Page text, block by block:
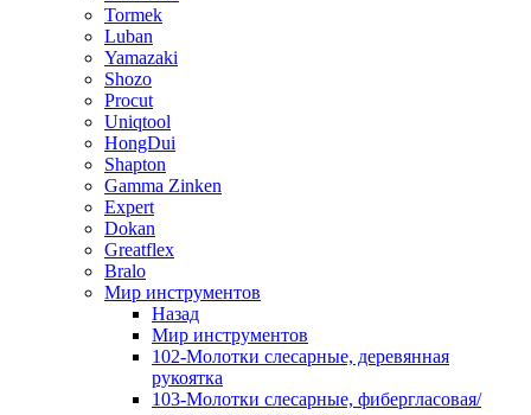
Tormek
Luban
Yamazaki
Shozo
Procut
Uniqtool
HongDui
Shapton
Gamma Zinken
Expert
Dokan
Greatflex
Bralo
Мир инструментов
Назад
Мир инструментов
102-Молотки слесарные, деревянная
рукоятка
103-Молотки слесарные, фибергласовая/